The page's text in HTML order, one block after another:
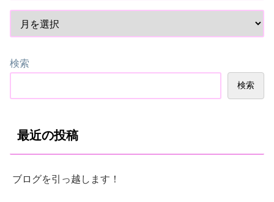
検索
検索
最近の投稿
ブログを引っ越します！